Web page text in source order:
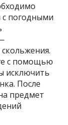
с погодными
с помощью
исключить
После
предмет